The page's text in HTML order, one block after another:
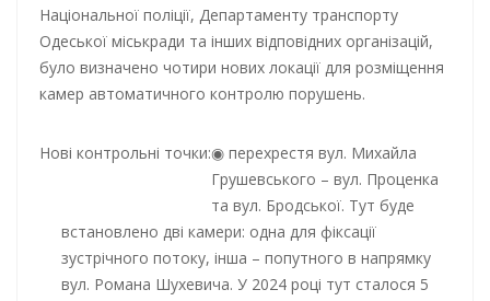
Національної поліції, Департаменту транспорту
Одеської міськради та інших відповідних організацій,
було визначено чотири нових локації для розміщення
камер автоматичного контролю порушень.
Нові контрольні точки:
перехрестя вул. Михайла
Грушевського – вул. Проценка
та вул. Бродської. Тут буде
встановлено дві камери: одна для фіксації
зустрічного потоку, інша – попутного в напрямку
вул. Романа Шухевича. У 2024 році тут сталося 5